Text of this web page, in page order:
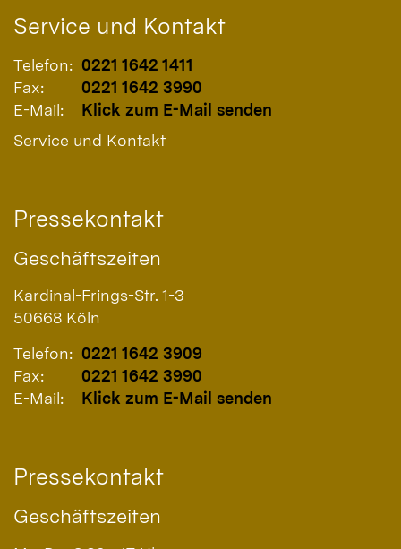
Service und Kontakt
Telefon: 0221 1642 1411
Fax:
0221 1642 3990
E-Mail:
Klick zum E-Mail senden
Service und Kontakt
Pressekontakt
Geschäftszeiten
Kardinal-Frings-Str. 1-3
50668 Köln
Telefon: 0221 1642 3909
Fax:
0221 1642 3990
E-Mail:
Klick zum E-Mail senden
Pressekontakt
Geschäftszeiten